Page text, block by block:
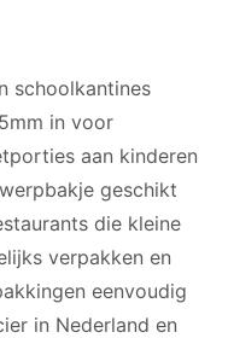
schoolkantines
in voor
aan kinderen
geschikt
die kleine
verpakken en
eenvoudig
in Nederland en